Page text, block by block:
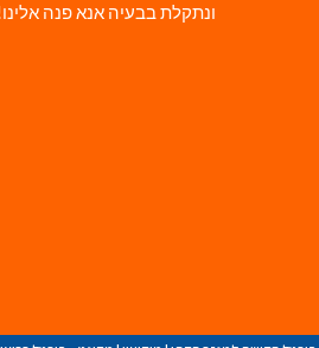
ונתקלת בבעיה אנא פנה